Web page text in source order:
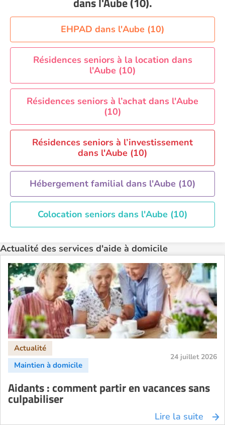
Aide à domicile Orléans
Aide à domicile Paris
Aide à domicile Perpignan
Aide à domicile Rennes
Aide à domicile Saint-Etienne
Aide à domicile Toulouse
Recherche par ville
EHPAD dans l'Aube (10)
Résidences seniors à la location dans
l'Aube (10)
Résidences seniors à l’achat dans l'Aube
(10)
Résidences seniors à l’investissement
dans l'Aube (10)
Hébergement familial dans l'Aube (10)
Colocation seniors dans l'Aube (10)
Actualité des services d'aide à domicile
24 juillet 2026
Aidants : comment partir en vacances sans
culpabiliser
Lire la suite